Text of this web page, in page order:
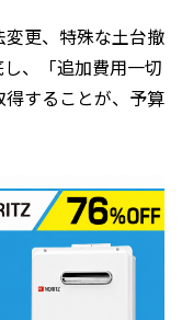
更、特殊な土台撤
、「追加費用一切
することが、予算